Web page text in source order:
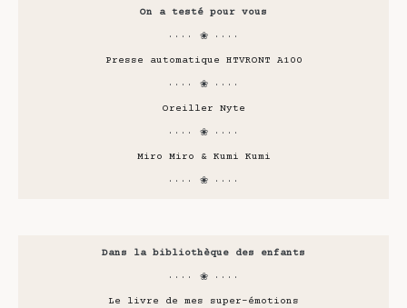
On a testé pour vous
···· ❀ ····
Presse automatique HTVRONT A100
···· ❀ ····
Oreiller Nyte
···· ❀ ····
Miro Miro & Kumi Kumi
···· ❀ ····
Dans la bibliothèque des enfants
···· ❀ ····
Le livre de mes super-émotions